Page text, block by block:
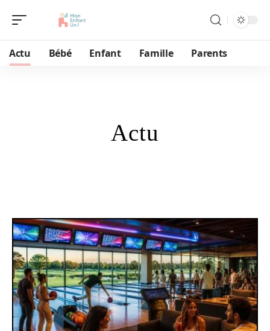
Actu Bébé Enfant Famille Parents
Actu